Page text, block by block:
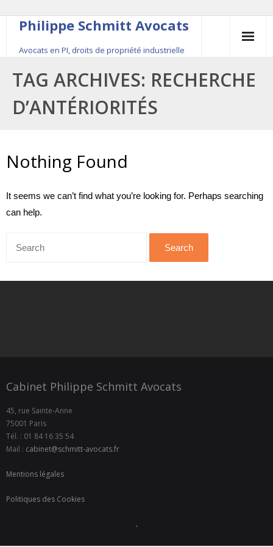
Philippe Schmitt Avocats
Avocats en PI, droits de propriété industrielle
45, rue Saint-Anne, 75001 Paris, +33 (0)1 84 16 35
54
Contact
Actualité
TAG ARCHIVES: RECHERCHE
D’ANTÉRIORITÉS
Nothing Found
It seems we can’t find what you’re looking for. Perhaps searching
can help.
Cabinet Philippe Schmitt Avocats
45, rue Sainte-Anne
75001 Paris
Tél. : 01 84 16 35 54
Mail : cabinet@schmitt-avocats.fr
Mentions légales
Politiques des Cookies
.